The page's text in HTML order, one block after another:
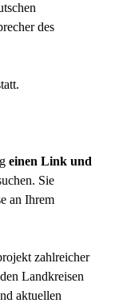
des
einen Link und
Sie
an Ihrem
zahlreicher
Landkreisen
aktuellen